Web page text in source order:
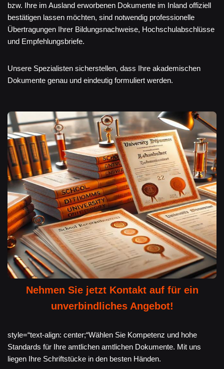
bzw. Ihre im Ausland erworbenen Dokumente im Inland offiziell
bestätigen lassen möchten, sind notwendig professionelle
Übertragungen Ihrer Bildungsnachweise, Hochschulabschlüsse
und Empfehlungsbriefe.
Unsere Spezialisten sicherstellen, dass Ihre akademischen
Dokumente genau und eindeutig formuliert werden.
Nehmen Sie jetzt Kontakt auf für ein
unverbindliches Angebot!
style=“text-align: center;“Wählen Sie Kompetenz und hohe
Standards für Ihre amtlichen amtlichen Dokumente. Mit uns
liegen Ihre Schriftstücke in den besten Händen.